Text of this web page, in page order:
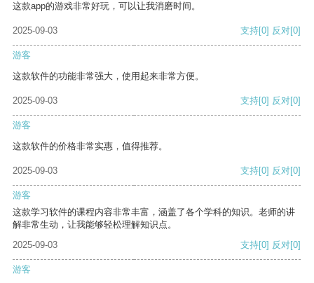
这款app的游戏非常好玩，可以让我消磨时间。
2025-09-03 支持[0] 反对[0]
游客
这款软件的功能非常强大，使用起来非常方便。
2025-09-03 支持[0] 反对[0]
游客
这款软件的价格非常实惠，值得推荐。
2025-09-03 支持[0] 反对[0]
游客
这款学习软件的课程内容非常丰富，涵盖了各个学科的知识。老师的讲
解非常生动，让我能够轻松理解知识点。
2025-09-03
支持[0] 反对[0]
游客